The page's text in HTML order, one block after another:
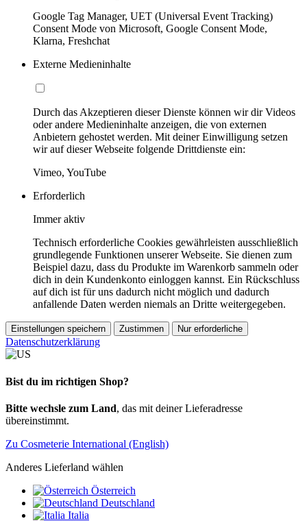
Google Tag Manager, UET (Universal Event Tracking)
Consent Mode von Microsoft, Google Consent Mode,
Klarna, Freshchat
Externe Medieninhalte
Durch das Akzeptieren dieser Dienste können wir dir Videos
oder andere Medieninhalte anzeigen, die von externen
Anbietern gehostet werden. Mit deiner Einwilligung setzen
wir auf dieser Webseite folgende Drittdienste ein:
Vimeo, YouTube
Erforderlich
Immer aktiv
Technisch erforderliche Cookies gewährleisten ausschließlich
grundlegende Funktionen unserer Webseite. Sie dienen zum
Beispiel dazu, dass du Produkte im Warenkorb sammeln oder
dich in dein Kundenkonto einloggen kannst. Ein Rückschluss
auf dich ist für uns dadurch nicht möglich und dadurch
anfallende Daten werden niemals an Dritte weitergegeben.
Einstellungen speichern Zustimmen Nur erforderliche
Datenschutzerklärung
Bist du im richtigen Shop?
Bitte wechsle zum Land, das mit deiner Lieferadresse
übereinstimmt.
Zu Cosmeterie International (English)
Anderes Lieferland wählen
Österreich
Deutschland
Italia